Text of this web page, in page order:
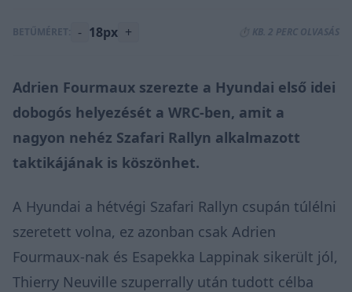
BETŰMÉRET: - 18px + ⏱️ KB. 2 PERC OLVASÁS
Adrien Fourmaux szerezte a Hyundai első idei
dobogós helyezését a WRC-ben, amit a
nagyon nehéz Szafari Rallyn alkalmazott
taktikájának is köszönhet.
A Hyundai a hétvégi Szafari Rallyn csupán túlélni
szeretett volna, ez azonban csak Adrien
Fourmaux-nak és Esapekka Lappinak sikerült jól,
Thierry Neuville szuperrally után tudott célba